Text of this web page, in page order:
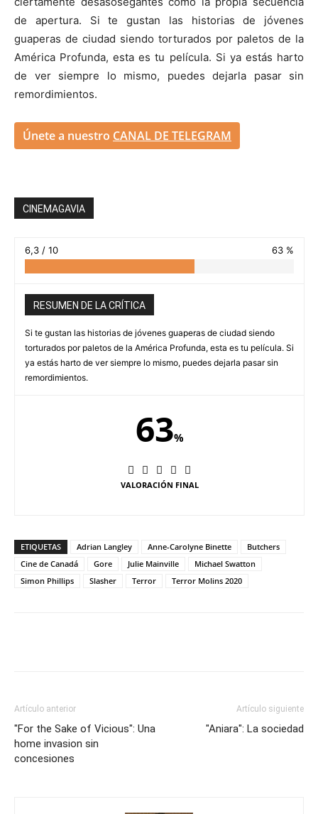
de apertura. Si te gustan las historias de jóvenes
guaperas de ciudad siendo torturados por paletos de la
América Profunda, esta es tu película. Si ya estás harto
de ver siempre lo mismo, puedes dejarla pasar sin
remordimientos.
Únete a nuestro CANAL DE TELEGRAM
CINEMAGAVIA
6,3 / 10 63 %
RESUMEN DE LA CRÍTICA
Si te gustan las historias de jóvenes guaperas de ciudad siendo
torturados por paletos de la América Profunda, esta es tu película. Si
ya estás harto de ver siempre lo mismo, puedes dejarla pasar sin
remordimientos.
63%
VALORACIÓN FINAL
ETIQUETAS Adrian Langley Anne-Carolyne Binette
Butchers
Cine de Canadá
Gore Julie Mainville
Michael Swatton
Simon Phillips
Slasher Terror Terror Molins 2020
Artículo anterior
"For the Sake of Vicious": Una
home invasion sin
concesiones
Artículo siguiente
"Aniara": La sociedad